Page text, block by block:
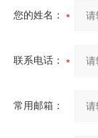
您的姓名：
联系电话：
常用邮箱：